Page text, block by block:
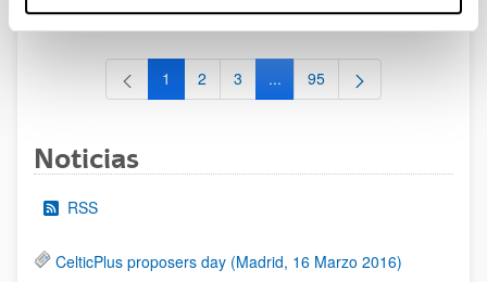
Página
1 Página
2 Página
3 ...Páginas intermedias Use TAB
Página
95
Noticias
RSS
CelticPlus proposers day (Madrid, 16 Marzo 2016)